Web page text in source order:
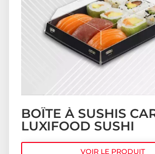
BOÎTE À SUSHIS
LUXIFOOD SUSHI
VOIR LE PRODUIT